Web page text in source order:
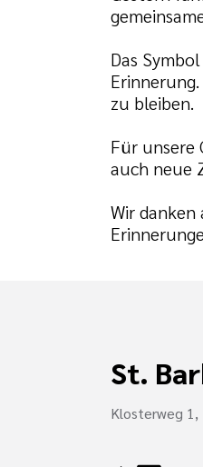
Das
zu bleiben.
Für unsere
auch neue
Wir
St.
Klosterweg 1,